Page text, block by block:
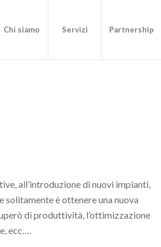
Chi siamo Servizi Partnership
all’introduzione di nuovi impianti,
solitamente è ottenere una nuova
di produttività, l’ottimizzazione
ecc….